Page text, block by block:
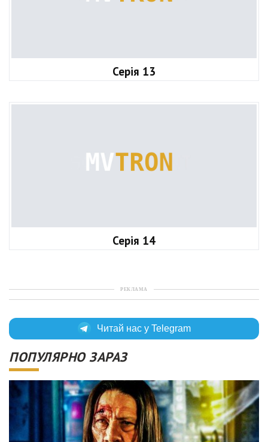
Серія 13
Серія 14
РЕКЛАМА
Читай нас у Telegram
ПОПУЛЯРНО ЗАРАЗ